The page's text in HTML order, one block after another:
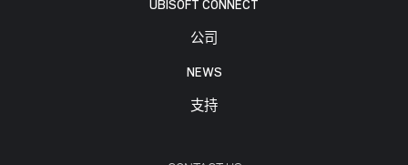
UBISOFT CONNECT
公司
NEWS
支持